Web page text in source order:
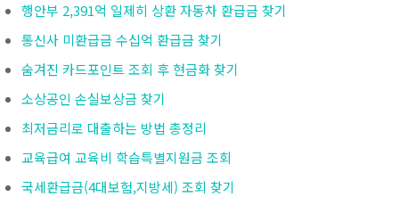
행안부 2,391억 일제히 상환 자동차 환급금 찾기
통신사 미환급금 수십억 환급금 찾기
숨겨진 카드포인트 조회 후 현금화 찾기
소상공인 손실보상금 찾기
최저금리로 대출하는 방법 총정리
교육급여 교육비 학습특별지원금 조회
국세환급금(4대보험,지방세) 조회 찾기